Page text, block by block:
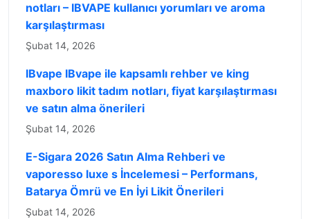
notları – IBVAPE kullanıcı yorumları ve aroma
karşılaştırması
Şubat 14, 2026
IBvape IBvape ile kapsamlı rehber ve king
maxboro likit tadım notları, fiyat karşılaştırması
ve satın alma önerileri
Şubat 14, 2026
E-Sigara 2026 Satın Alma Rehberi ve
vaporesso luxe s İncelemesi – Performans,
Batarya Ömrü ve En İyi Likit Önerileri
Şubat 14, 2026